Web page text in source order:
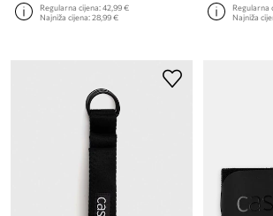
Regularna cijena:42,99 €
Najniža cijena:28,99 €
Regularna
Najniža